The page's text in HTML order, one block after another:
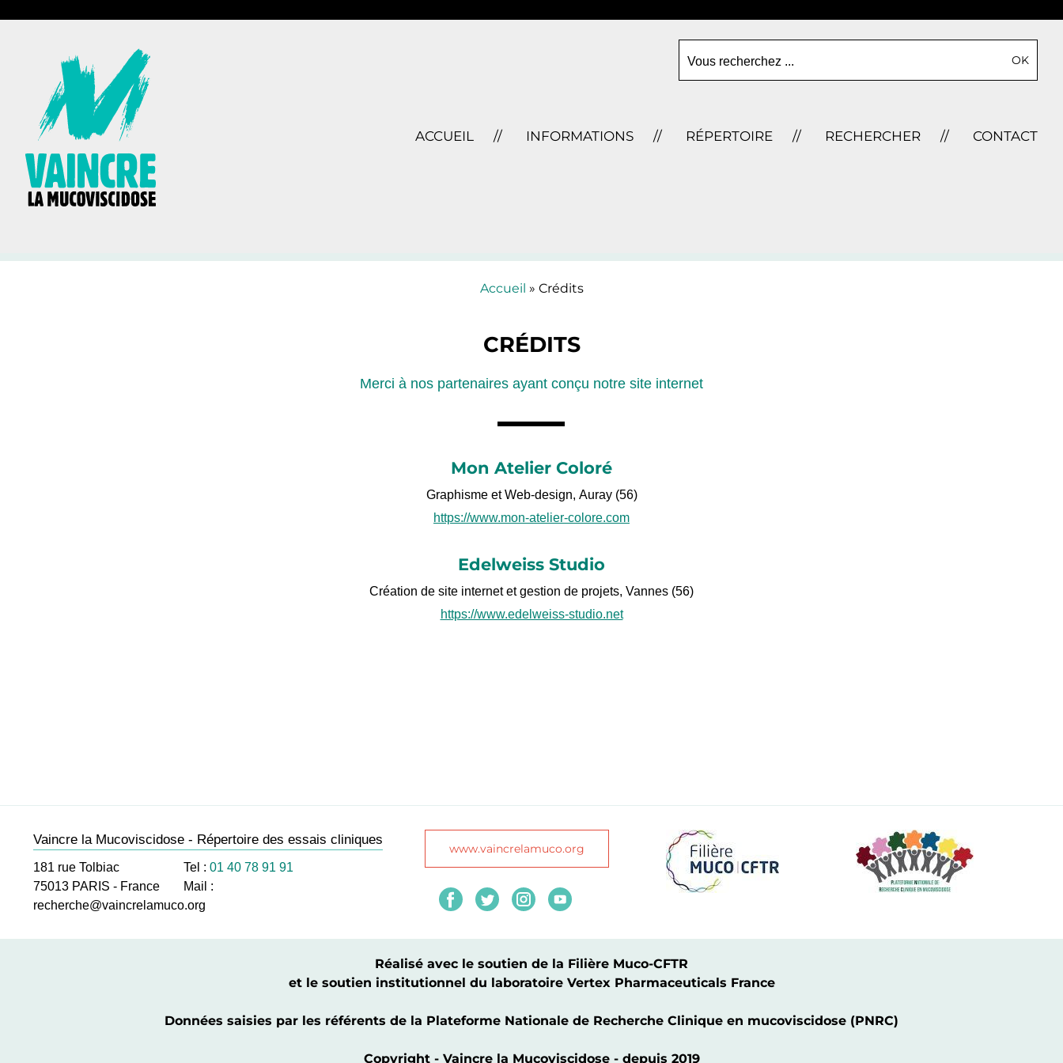
Vous recherchez ...
ACCUEIL INFORMATIONS RÉPERTOIRE RECHERCHER CONTACT
Accueil » Crédits
CRÉDITS
Merci à nos partenaires ayant conçu notre site internet
Mon Atelier Coloré
Graphisme et Web-design, Auray (56)
https://www.mon-atelier-colore.com
Edelweiss Studio
Création de site internet et gestion de projets, Vannes (56)
https://www.edelweiss-studio.net
Vaincre la Mucoviscidose - Répertoire des essais cliniques
181 rue Tolbiac
75013 PARIS - France
Tel : 01 40 78 91 91
Mail :
recherche@vaincrelamuco.org
www.vaincrelamuco.org
Réalisé avec le soutien de la Filière Muco-CFTR
et le soutien institutionnel du laboratoire Vertex Pharmaceuticals France
Données saisies par les référents de la Plateforme Nationale de Recherche Clinique en mucoviscidose (PNRC)
Copyright - Vaincre la Mucoviscidose - depuis 2019